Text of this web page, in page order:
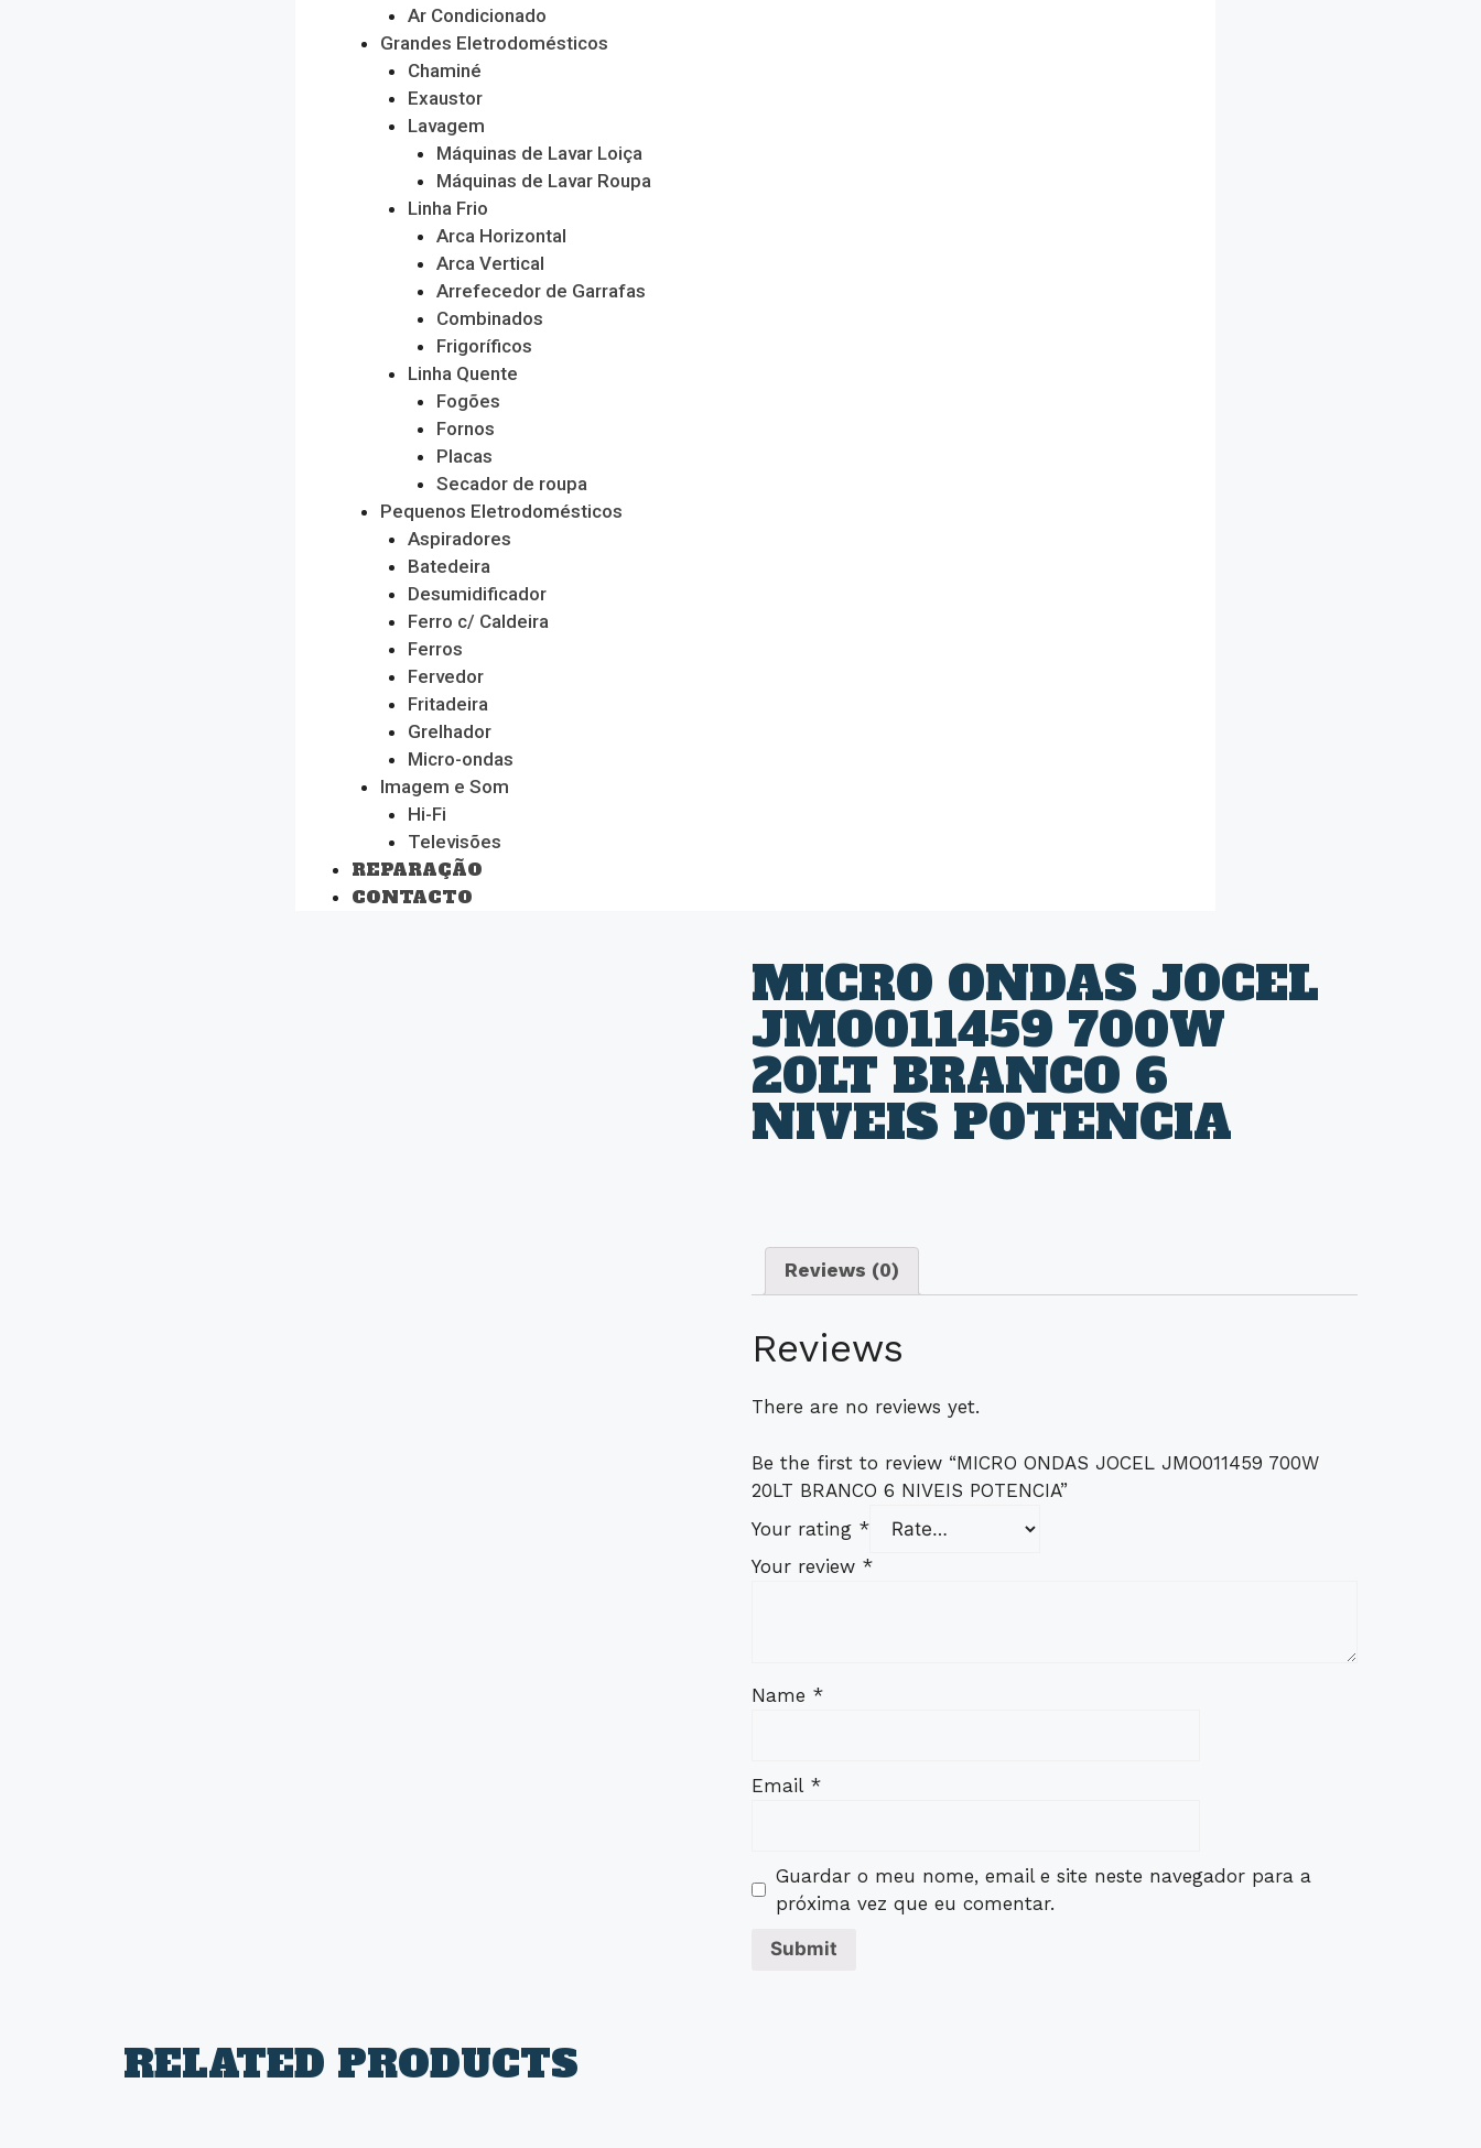
Ar Condicionado
Grandes Eletrodomésticos
Chaminé
Exaustor
Lavagem
Máquinas de Lavar Loiça
Máquinas de Lavar Roupa
Linha Frio
Arca Horizontal
Arca Vertical
Arrefecedor de Garrafas
Combinados
Frigoríficos
Linha Quente
Fogões
Fornos
Placas
Secador de roupa
Pequenos Eletrodomésticos
Aspiradores
Batedeira
Desumidificador
Ferro c/ Caldeira
Ferros
Fervedor
Fritadeira
Grelhador
Micro-ondas
Imagem e Som
Hi-Fi
Televisões
REPARAÇÃO
CONTACTO
MICRO ONDAS JOCEL
JMO011459 700W
20LT BRANCO 6
NIVEIS POTENCIA
Reviews (0)
Reviews
There are no reviews yet.
Be the first to review “MICRO ONDAS JOCEL JMO011459 700W
20LT BRANCO 6 NIVEIS POTENCIA”
Your rating *
Your review *
Name *
Email *
Guardar o meu nome, email e site neste navegador para a
próxima vez que eu comentar.
RELATED PRODUCTS